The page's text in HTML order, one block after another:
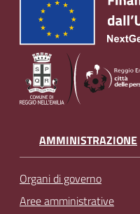
AMMINISTRAZIONE
Organi di governo
Aree amministrative